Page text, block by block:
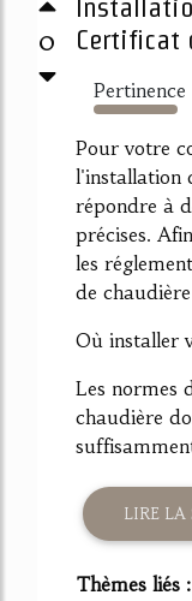
0
Certificat
Pertinence
1057%
Pour votre
l'installation
répondre à
précises.
les
de
Où installer
Les normes
chaudière
LIRE LA
Thèmes liés :